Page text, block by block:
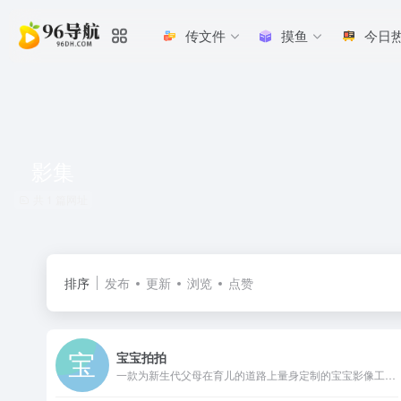
传文件 摸鱼 今日
排序 发布 更新 浏览 点赞
宝宝拍拍